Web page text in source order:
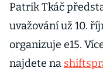
Patrik Tkáč
uvažování už 10.
organizuje e15.
najdete na